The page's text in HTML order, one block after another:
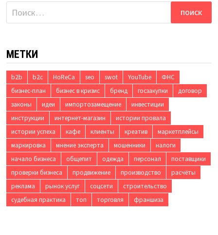
Найти:
МЕТКИ
b2b b2c HoReCa seo swot YouTube
ФНС
бизнес-план
бизнес в кризис бренд госзакупки
договор
законы
идеи импортозамещение
инвестиции
инструкции
интернет-магазин
истории провала
истории успеха
кафе клиенты креатив
маркетплейсы
маркировка
мнение эксперта мошенники
налоги
начало бизнеса
общепит одежда персонал
поставщики
проверки бизнеса
продвижение производство
расчёты
реклама
рынок услуг соцсети
строительство
судебная практика
топ торговля франшиза